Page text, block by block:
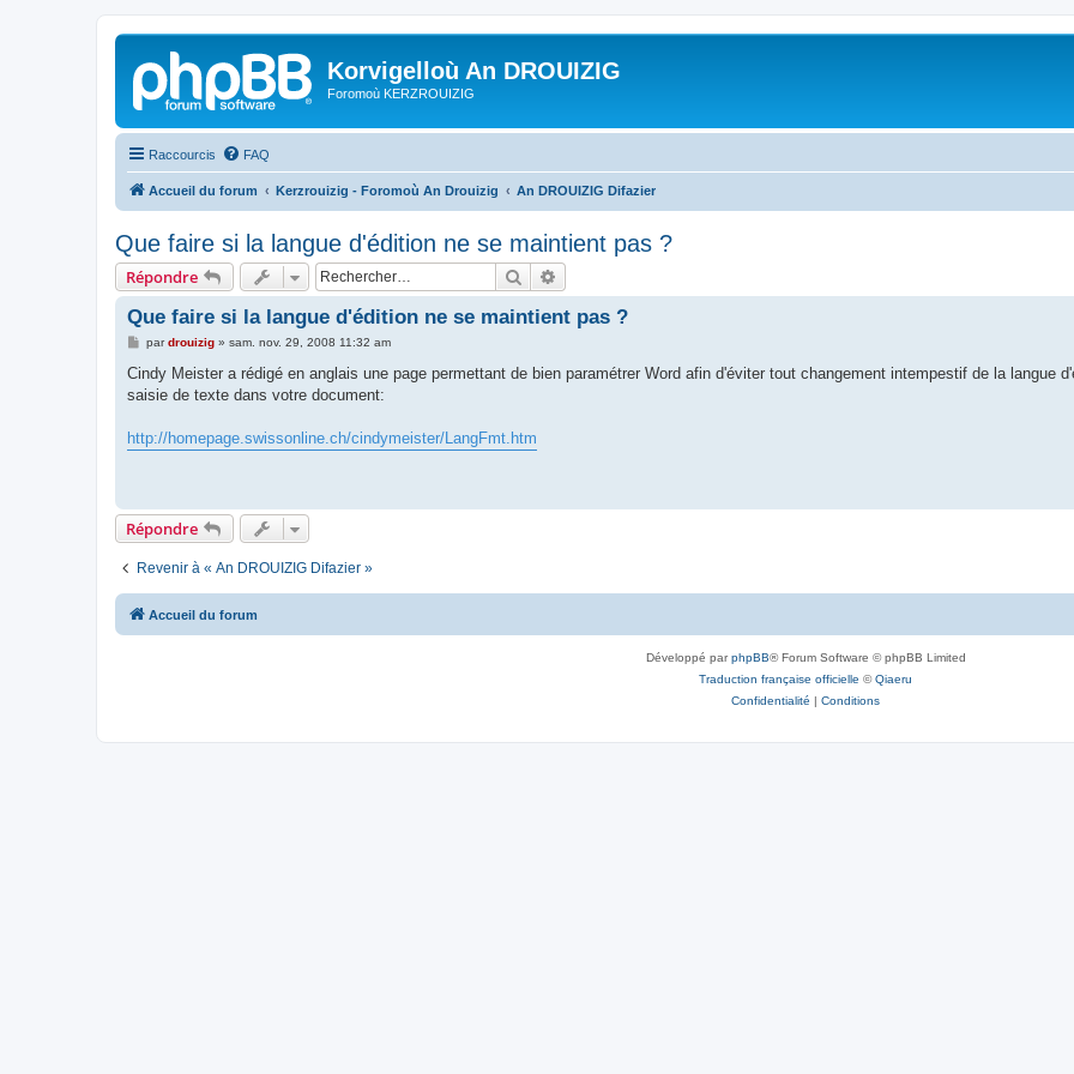
Korvigelloù An DROUIZIG
Foromoù KERZROUIZIG
Raccourcis FAQ
Accueil du forum Kerzrouizig - Foromoù An Drouizig An DROUIZIG Difazier
Que faire si la langue d'édition ne se maintient pas ?
Répondre Rechercher
Que faire si la langue d'édition ne se maintient pas ?
M
s
a
pardrouizig» sam. nov. 29, 2008 11:32 am
Cindy Meister a rédigé en anglais une page permettant de bien paramétrer Word afin d'éviter tout changement intempestif de la langue
saisie de texte dans votre document:
http://homepage.swissonline.ch/cindymeister/LangFmt.htm
Répondre
Revenir à « An DROUIZIG Difazier »
Accueil du forum
Développé parphpBB® Forum Software © phpBB Limited
Traduction française officielle ©Qiaeru
Confidentialité | Conditions